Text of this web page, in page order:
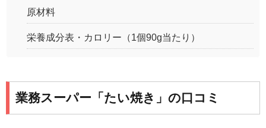
原材料
栄養成分表・カロリー（1個90g当たり）
業務スーパー「たい焼き」の口コミ